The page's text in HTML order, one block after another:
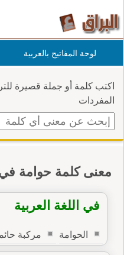
لوحة المفاتيح بالعربية
اكتب كلمة أو جملة قصيرة
المفردات
معنى كلمة حوامة
في اللغة العربية
الحوامة مركبة